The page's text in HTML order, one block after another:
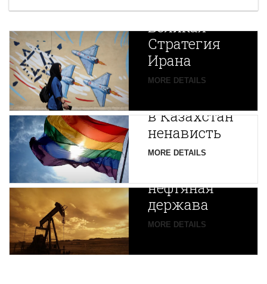
Новая
Великая
Стратегия
Ирана
MORE DETAILS
Путин
в Казахстан
ненависть
MORE DETAILS
Центральной
Азии
зарождается
нефтяная
держава
MORE DETAILS